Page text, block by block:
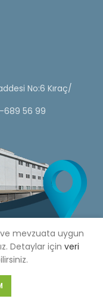
No:6 Kıraç/
689 56 99
Çetinkaya Pano Fiyat
ve mevzuata uygun
Detaylar için veri